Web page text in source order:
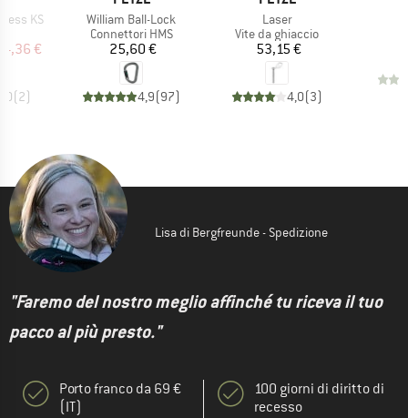
KS
ridotto
€
(2)
Articolo
William Ball-Lock
Gruppo di prodotti
Connettori HMS
Prezzo
25,60 €
4,9(97)
Articolo
Laser
Gruppo di prodotti
Vite da ghiaccio
Prezzo
53,15 €
4,0(3)
Lisa di Bergfreunde - Spedizione
"Faremo del nostro meglio affinché tu riceva il tuo
pacco al più presto."
Porto franco da 69 €
(IT)
100 giorni di diritto di
recesso